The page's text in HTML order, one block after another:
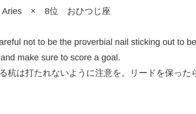
× 8位 おひつじ座
not to be the proverbial nail sticking out to
and make sure to score a goal.
る杭は打たれないように注意を。リードを保った